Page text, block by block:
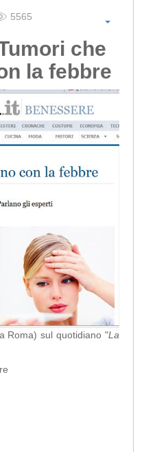
5565
che
la febbre
Roma) sul quotidiano "La